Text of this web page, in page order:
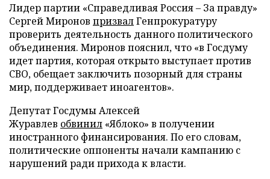
Лидер партии «Справедливая Россия – За правду»
Сергей Миронов призвалГенпрокуратуру
проверить деятельность данного политического
объединения. Миронов пояснил, что «в Госдуму
идет партия, которая открыто выступает против
СВО, обещает заключить позорный для страны
мир, поддерживает иноагентов».
Депутат Госдумы Алексей
Журавлев обвинил «Яблоко» в получении
иностранного финансирования. По его словам,
политические оппоненты начали кампанию с
нарушений ради прихода к власти.